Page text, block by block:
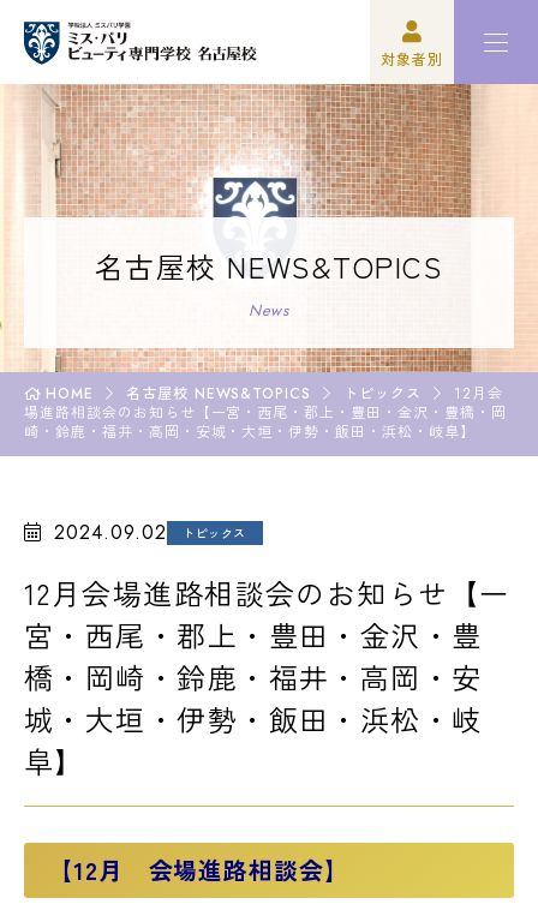
対象者別
高校3年生の方
再進学をご検討の方
保護者の方
企業の方
卒業生の方
ミスパリについて
学科紹介
オープンキャンパス・イベント
入学案内
学園生活
高校3年生の方
LINE友だち登録よくある質問アクセス
SNSをフォローして最新情報をCHECK !
名古屋校 NEWS&TOPICS
News
HOME 名古屋校 NEWS&TOPICS トピックス
12月会
場進路相談会のお知らせ【一宮・西尾・郡上・豊田・金沢・豊橋・岡
崎・鈴鹿・福井・高岡・安城・大垣・伊勢・飯田・浜松・岐阜】
2024.09.02 トピックス
12月会場進路相談会のお知らせ【一
宮・西尾・郡上・豊田・金沢・豊
橋・岡崎・鈴鹿・福井・高岡・安
城・大垣・伊勢・飯田・浜松・岐
阜】
【12月 会場進路相談会】